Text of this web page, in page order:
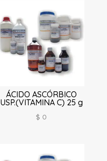
ÁCIDO ASCÓRBICO
USP.(VITAMINA C) 25 g
$ 0